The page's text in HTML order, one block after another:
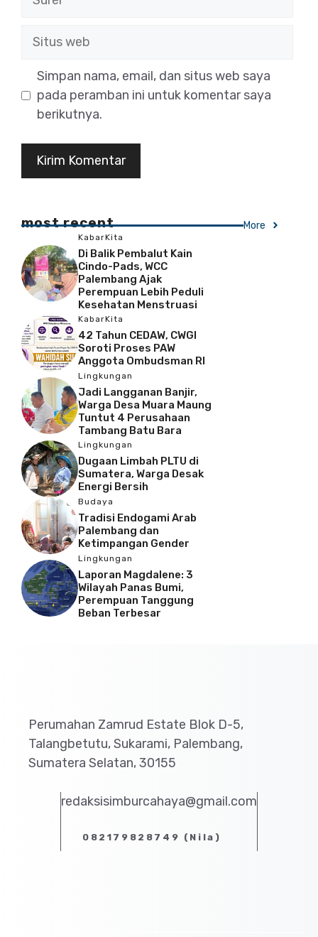
Situs
Simpan nama, email, dan situs web saya
pada peramban ini untuk komentar saya
berikutnya.
most recent More
KabarKita
Di Balik Pembalut Kain
Cindo-Pads, WCC
Palembang Ajak
Perempuan Lebih Peduli
Kesehatan Menstruasi
KabarKita
42 Tahun CEDAW, CWGI
Soroti Proses PAW
Anggota Ombudsman RI
Lingkungan
Jadi Langganan Banjir,
Warga Desa Muara Maung
Tuntut 4 Perusahaan
Tambang Batu Bara
Lingkungan
Dugaan Limbah PLTU di
Sumatera, Warga Desak
Energi Bersih
Budaya
Tradisi Endogami Arab
Palembang dan
Ketimpangan Gender
Lingkungan
Laporan Magdalene: 3
Wilayah Panas Bumi,
Perempuan Tanggung
Beban Terbesar
Perumahan Zamrud Estate Blok D-5,
Talangbetutu, Sukarami, Palembang,
Sumatera Selatan, 30155
redaksisimburcahaya@gmail.com
082179828749 (Nila)